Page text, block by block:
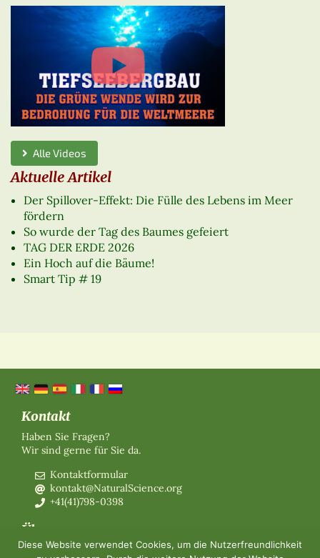
Alle Videos
Aktuelle Artikel
Der Spillover-Effekt: Die Fülle des Lebens im Meer
fördern
So wurde der Tag des Baumes gefeiert
TAG DER ERDE 2026
Ein Hoch auf die Bäume!
Smart Tip # 19
Kontakt
Haben Sie Fragen?
Wir sind gerne für Sie da.
Kontaktformular
kontakt@NaturalScience.org
+41(41)798-0398
Über uns
Organisation
Diese Website verwendet Cookies, um die Nutzerfreundlichkeit